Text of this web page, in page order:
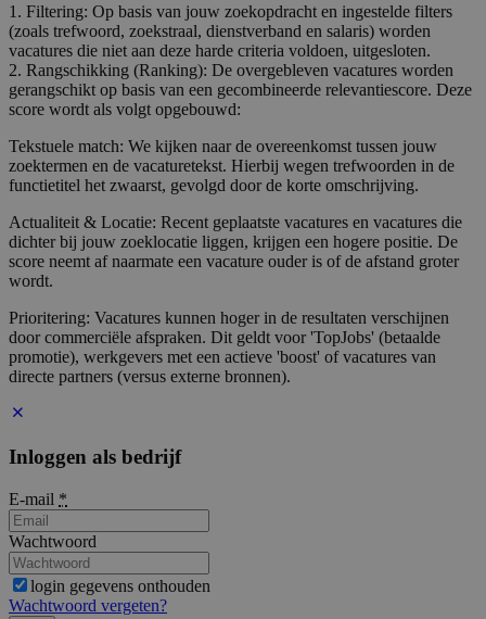
1. Filtering: Op basis van jouw zoekopdracht en ingestelde filters
(zoals trefwoord, zoekstraal, dienstverband en salaris) worden
vacatures die niet aan deze harde criteria voldoen, uitgesloten.
2. Rangschikking (Ranking): De overgebleven vacatures worden
gerangschikt op basis van een gecombineerde relevantiescore. Deze
score wordt als volgt opgebouwd:
Tekstuele match: We kijken naar de overeenkomst tussen jouw
zoektermen en de vacaturetekst. Hierbij wegen trefwoorden in de
functietitel het zwaarst, gevolgd door de korte omschrijving.
Actualiteit & Locatie: Recent geplaatste vacatures en vacatures die
dichter bij jouw zoeklocatie liggen, krijgen een hogere positie. De
score neemt af naarmate een vacature ouder is of de afstand groter
wordt.
Prioritering: Vacatures kunnen hoger in de resultaten verschijnen
door commerciële afspraken. Dit geldt voor 'TopJobs' (betaalde
promotie), werkgevers met een actieve 'boost' of vacatures van
directe partners (versus externe bronnen).
Inloggen als bedrijf
E-mail *
Wachtwoord
login gegevens onthouden
Wachtwoord vergeten?